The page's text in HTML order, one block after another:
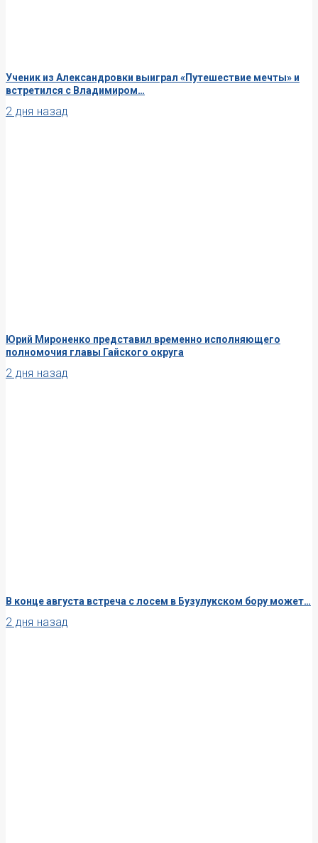
Ученик из Александровки выиграл «Путешествие мечты» и
встретился с Владимиром…
2 дня назад
Юрий Мироненко представил временно исполняющего
полномочия главы Гайского округа
2 дня назад
В конце августа встреча с лосем в Бузулукском бору может…
2 дня назад